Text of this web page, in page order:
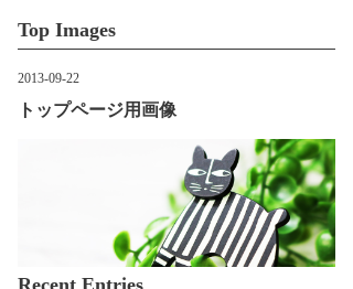
Top Images
2013-09-22
トップページ用画像
Recent Entries